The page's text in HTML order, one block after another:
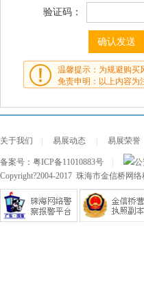
验证码：
温馨提示：为规避购买
免责申明：以上内容为
关于我们 易展动态 易展荣誉
备案号： 粤ICP备11010883号 公
Copyright?2004-2017 珠海市金信桥网